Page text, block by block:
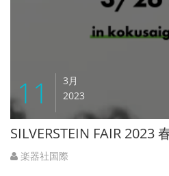
11
3月
2023
SILVERSTEIN FAIR 2023
楽器社国際